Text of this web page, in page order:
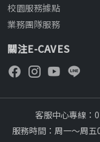
校園服務據點
業務團隊服務
關注E-CAVES
客服中心專線：
服務時間：周一～周五